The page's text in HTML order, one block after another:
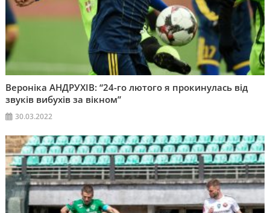
Вероніка АНДРУХІВ: “24-го лютого я прокинулась від
звуків вибухів за вікном”
30.03.2022